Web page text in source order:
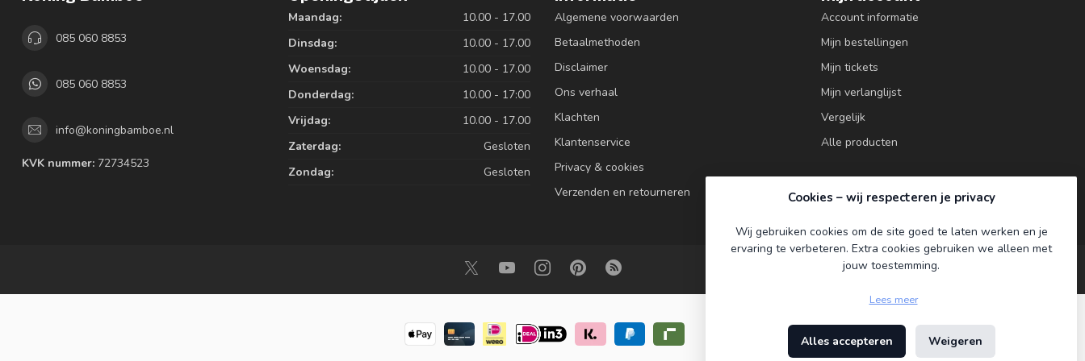
085 060 8853
085 060 8853
info@koningbamboe.nl
KVK nummer: 72734523
Maandag:
10.00 - 17.00
Dinsdag:
10.00 - 17.00
Woensdag:
10.00 - 17.00
Donderdag:
10.00 - 17:00
Vrijdag:
10.00 - 17.00
Zaterdag:
Gesloten
Zondag:
Gesloten
Algemene voorwaarden
Betaalmethoden
Disclaimer
Ons verhaal
Klachten
Klantenservice
Privacy & cookies
Verzenden en retourneren
Account informatie
Mijn bestellingen
Mijn tickets
Mijn verlanglijst
Vergelijk
Alle producten
Cookies – wij respecteren je privacy
Wij gebruiken cookies om de site goed te laten werken en je
ervaring te verbeteren. Extra cookies gebruiken we alleen met
jouw toestemming.
Lees meer
Alles accepteren Weigeren